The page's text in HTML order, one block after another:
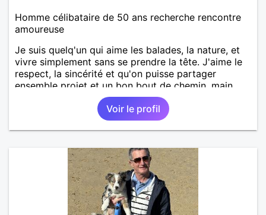
Homme célibataire de 50 ans recherche rencontre
amoureuse
Je suis quelq'un qui aime les balades, la nature, et
vivre simplement sans se prendre la tête. J'aime le
respect, la sincérité et qu'on puisse partager
ensemble projet et un bon bout de chemin, main
Voir le profil